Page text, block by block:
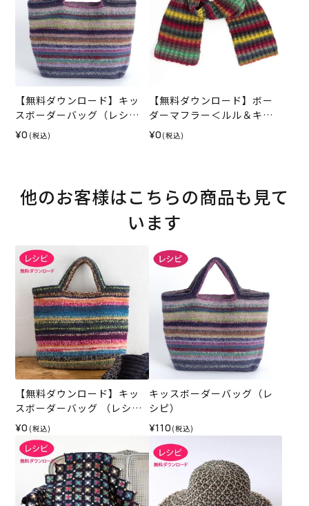
【無料ダウンロード】キッ
スボーダーバッグ（レシ
ピ）
¥0 (税込)
【無料ダウンロード】ボー
ダーマフラー＜ルル＆キッ
ス＞（レシピ）
¥0 (税込)
他のお客様はこちらの商品も見て
います
【無料ダウンロード】キッ
スボーダーバッグ （レシ
ピ）
¥0 (税込)
キッスボーダーバッグ（レ
シピ）
¥110 (税込)